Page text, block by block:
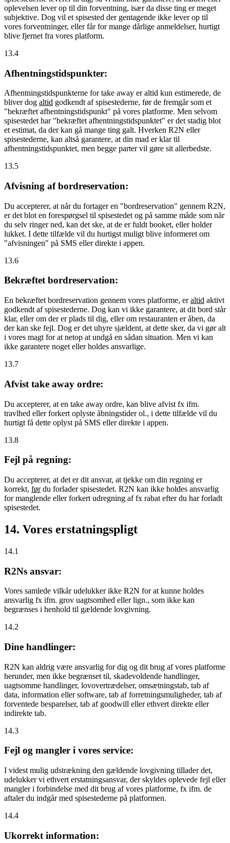
oplevelsen lever op til din forventning, især da disse ting er meget
subjektive. Dog vil et spisested der gentagende ikke lever op til
vores forventninger, eller får for mange dårlige anmeldelser, hurtigt
blive fjernet fra vores platform.
13.4
Afhentningstidspunkter:
Afhentningstidspunkterne for take away er altid kun estimerede, de
bliver dog altid godkendt af spisestederne, før de fremgår som et
"bekræftet afhentningstidspunkt" på vores platforme. Men selvom
spisestedet har "bekræftet afhentningstidspunktet" er det stadig blot
et estimat, da der kan gå mange ting galt. Hverken R2N eller
spisestederne, kan altså garantere, at din mad er klar til
afhentningstidspunktet, men begge parter vil gøre sit allerbedste.
13.5
Afvisning af bordreservation:
Du accepterer, at når du fortager en "bordreservation" gennem R2N,
er det blot en forespørgsel til spisestedet og på samme måde som når
du selv ringer ned, kan det ske, at de er fuldt booket, eller holder
lukket. I dette tilfælde vil du hurtigst muligt blive informeret om
"afvisningen" på SMS eller direkte i appen.
13.6
Bekræftet bordreservation:
En bekræftet bordreservation gennem vores platforme, eraltid aktivt
godkendt af spisestederne. Dog kan vi ikke garantere, at dit bord står
klar, eller om der er plads til dig, eller om restauranten er åben, da
der kan ske fejl. Dog er det uhyre sjældent, at dette sker, da vi gør alt
i vores magt for at netop at undgå en sådan situation. Men vi kan
ikke garantere noget eller holdes ansvarlige.
13.7
Afvist take away ordre:
Du accepterer, at en take away ordre, kan blive afvist fx ifm.
travlhed eller forkert oplyste åbningstider ol., i dette tilfælde vil du
hurtigt få dette oplyst på SMS eller direkte i appen.
13.8
Fejl på regning:
Du accepterer, at det er dit ansvar, at tjekke om din regning er
korrekt, førdu forlader spisestedet. R2N kan ikke holdes ansvarlig
for manglende eller forkert udregning af fx rabat efter du har forladt
spisestedet.
14. Vores erstatningspligt
14.1
R2Ns ansvar:
Vores samlede vilkår udelukker ikke R2N for at kunne holdes
ansvarlig fx ifm. grov uagtsomhed eller lign., som ikke kan
begrænses i henhold til gældende lovgivning.
14.2
Dine handlinger:
R2N kan aldrig være ansvarlig for dig og dit brug af vores platforme
herunder, men ikke begrænset til, skadevoldende handlinger,
uagtsomme handlinger, lovovertrædelser, omsætningstab, tab af
data, information eller software, tab af forretningsmuligheder, tab af
forventede besparelser, tab af goodwill eller ethvert direkte eller
indirekte tab.
14.3
Fejl og mangler i vores service:
I videst mulig udstrækning den gældende lovgivning tillader det,
udelukker vi ethvert erstatningsansvar, der skyldes oplevede fejl eller
mangler i forbindelse med dit brug af vores platforme, fx ifm. de
aftaler du indgår med spisestederne på platformen.
14.4
Ukorrekt information: